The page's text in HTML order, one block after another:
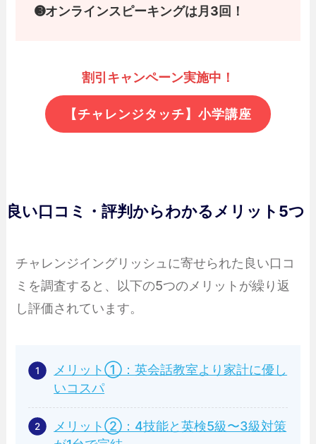
➌オンラインスピーキングは月3回！
割引キャンペーン実施中！
【チャレンジタッチ】小学講座
良い口コミ・評判からわかるメリット5つ
チャレンジイングリッシュに寄せられた良い口コ
ミを調査すると、以下の5つのメリットが繰り返
し評価されています。
メリット①：英会話教室より家計に優し
いコスパ
メリット②：4技能と英検5級〜3級対策